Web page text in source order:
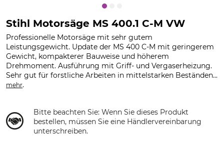
Stihl Motorsäge MS 400.1 C-M VW
Professionelle Motorsäge mit sehr gutem
Leistungsgewicht. Update der MS 400 C-M mit geringerem
Gewicht, kompakterer Bauweise und höherem
Drehmoment. Ausführung mit Griff- und Vergaserheizung.
Sehr gut für forstliche Arbeiten in mittelstarken Beständen...
mehr.
Bitte beachten Sie: Wenn Sie dieses Produkt
bestellen, müssen Sie eine Händlervereinbarung
unterschreiben.